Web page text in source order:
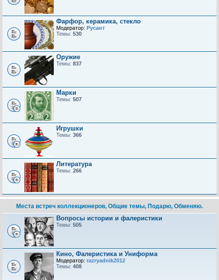
Фарфор, керамика, стекло
Модератор: Русант
Темы: 530
Оружие
Темы: 837
Марки
Темы: 507
Игрушки
Темы: 366
Литература
Темы: 266
Места встреч коллекционеров, Общие темы, Подарю, Обменяю.
Вопросы истории и фалеристики
Темы: 505
Кино, Фалеристика и Униформа
Модератор: razryadnik2012
Темы: 408